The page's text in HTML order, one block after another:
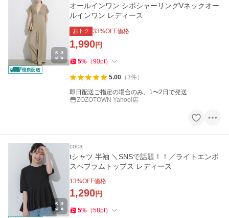
オールインワン シボシャーリングVネックオー
ルインワン レディース
おトク 33%OFF価格
1,990円
5% （90pt）
5.00（3件）
即日配送ご指定の場合のみ、1〜2日で発送
ZOZOTOWN Yahoo!店
coca
tシャツ 半袖 ＼SNSで話題！！／ライトエンボ
スペプラムトップス レディース
13%OFF価格
1,290円
5% （58pt）